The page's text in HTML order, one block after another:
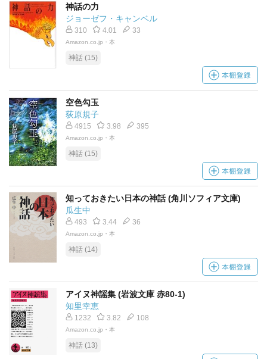
神話の力
ジョーゼフ・キャンベル
310 4.01 33
Amazon.co.jp・本
神話 (15)
空色勾玉
荻原規子
4915 3.98 395
Amazon.co.jp・本
神話 (15)
知っておきたい日本の神話 (角川ソフィア文庫)
瓜生中
493 3.44 36
Amazon.co.jp・本
神話 (14)
アイヌ神謡集 (岩波文庫 赤80-1)
知里幸恵
1232 3.82 108
Amazon.co.jp・本
神話 (13)